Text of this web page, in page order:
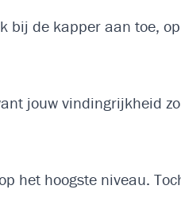
bij de kapper aan toe,
jouw vindingrijkheid
het hoogste niveau.